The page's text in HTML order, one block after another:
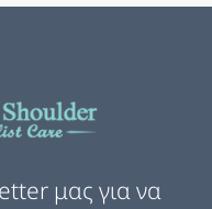
μας για να